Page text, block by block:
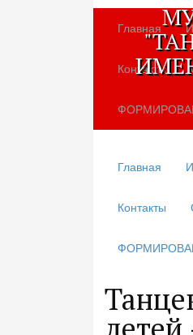
Главная
Контакты
Главная
Контакты